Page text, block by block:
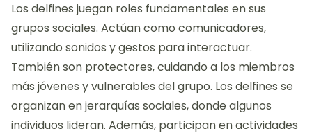
Los delfines juegan roles fundamentales en sus
grupos sociales. Actúan como comunicadores,
utilizando sonidos y gestos para interactuar.
También son protectores, cuidando a los miembros
más jóvenes y vulnerables del grupo. Los delfines se
organizan en jerarquías sociales, donde algunos
individuos lideran. Además, participan en actividades